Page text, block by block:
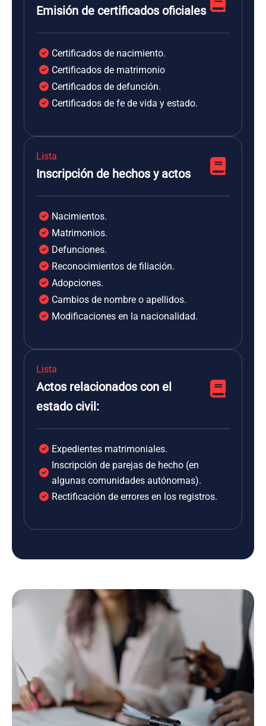
Emisión de certificados oficiales
Certificados de nacimiento.
Certificados de matrimonio
Certificados de defunción.
Certificados de fe de vida y estado.
Lista
Inscripción de hechos y actos
Nacimientos.
Matrimonios.
Defunciones.
Reconocimientos de filiación.
Adopciones.
Cambios de nombre o apellidos.
Modificaciones en la nacionalidad.
Lista
Actos relacionados con el
estado civil:
Expedientes matrimoniales.
Inscripción de parejas de hecho (en
algunas comunidades autónomas).
Rectificación de errores en los registros.